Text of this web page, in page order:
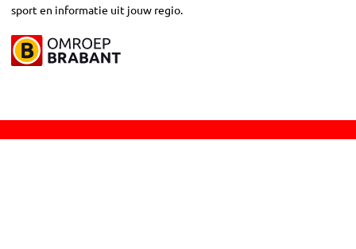
sport en informatie uit jouw regio.